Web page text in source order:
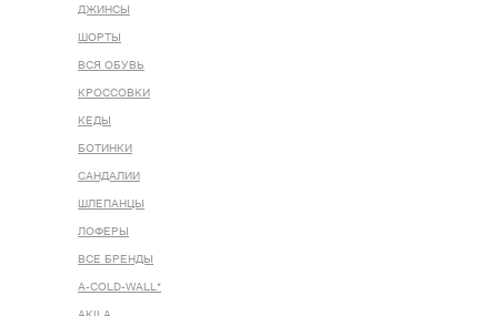
ДЖИНСЫ
ШОРТЫ
ВСЯ ОБУВЬ
КРОССОВКИ
КЕДЫ
БОТИНКИ
САНДАЛИИ
ШЛЕПАНЦЫ
ЛОФЕРЫ
ВСЕ БРЕНДЫ
A-COLD-WALL*